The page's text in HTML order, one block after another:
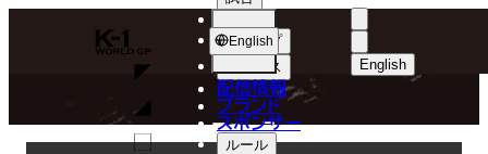
K-
WGP
English
ショップ
ニュース
配信情報
ブランド
スポンサー
ルール
English
NEWS
ニュース